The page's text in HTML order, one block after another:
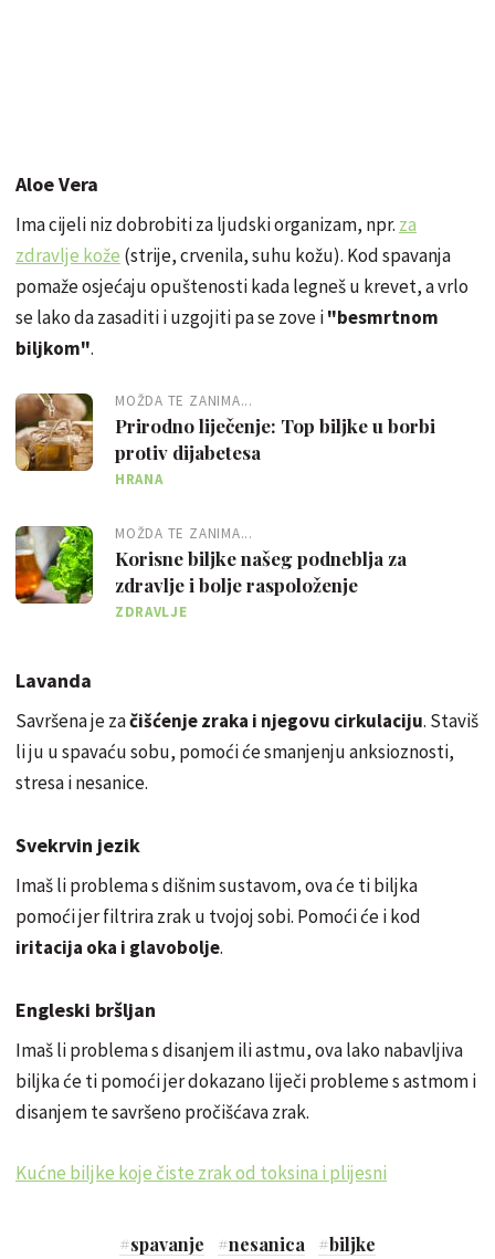
Aloe Vera
Ima cijeli niz dobrobiti za ljudski organizam, npr. za
zdravlje kože (strije, crvenila, suhu kožu). Kod spavanja
pomaže osjećaju opuštenosti kada legneš u krevet, a vrlo
se lako da zasaditi i uzgojiti pa se zove i"besmrtnom
biljkom".
MOŽDA TE ZANIMA...
Prirodno liječenje: Top biljke u borbi
protiv dijabetesa
HRANA
MOŽDA TE ZANIMA...
Korisne biljke našeg podneblja za
zdravlje i bolje raspoloženje
ZDRAVLJE
Lavanda
Savršena je začišćenje zraka i njegovu cirkulaciju. Staviš
li ju u spavaću sobu, pomoći će smanjenju anksioznosti,
stresa i nesanice.
Svekrvin jezik
Imaš li problema s dišnim sustavom, ova će ti biljka
pomoći jer filtrira zrak u tvojoj sobi. Pomoći će i kod
iritacija oka i glavobolje.
Engleski bršljan
Imaš li problema s disanjem ili astmu, ova lako nabavljiva
biljka će ti pomoći jer dokazano liječi probleme s astmom i
disanjem te savršeno pročišćava zrak.
Kućne biljke koje čiste zrak od toksina i plijesni
#spavanje #nesanica #biljke